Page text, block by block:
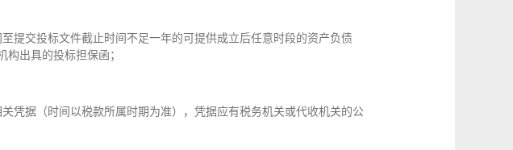
提交投标文件截止时间不足一年的可提供成立后任意时段的资产负债
出具的投标担保函；
凭据（时间以税款所属时期为准），凭据应有税务机关或代收机关的公